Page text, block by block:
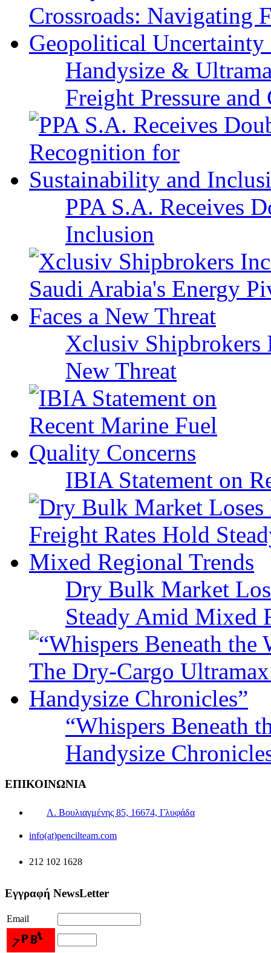
Handysize &
Freight Pressure
PPA S.A. Receives
Inclusion
Xclusiv Shipbrokers
New Threat
IBIA Statement on
Dry Bulk Market
Steady Amid Mixed
“Whispers Beneath
Handysize
ΕΠΙΚΟΙΝΩΝΙΑ
Λ. Βουλιαγμένης 85, 16674, Γλυφάδα
info(at)pencilteam.com
212 102 1628
Εγγραφή NewsLetter
Email